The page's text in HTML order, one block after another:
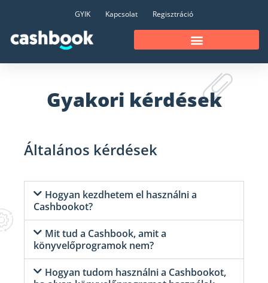
GYIK Kapcsolat Regisztráció
Gyakori kérdések
Általános kérdések
Hogyan kezdhetem el használni a
Cashbookot?
Mit tud a Cashbook, amit a
könyvelőprogramok nem?
Hogyan tudom használni a Cashbookot,